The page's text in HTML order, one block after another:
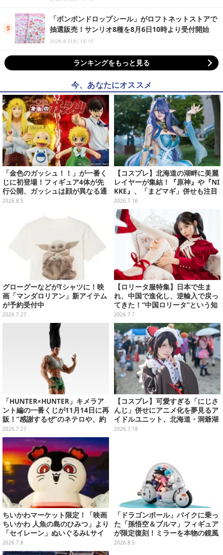
「ボンボンドロップシール」がロフトネットストアで
抽選販売！サンリオ8種を8月6日10時より受付開始
2026.8.5(水) 18:15
ランキングをもっと見る
今、あなたにオススメ
「金色のガッシュ！！」が一番く
じに初登場！フィギュア4体が先
行公開、ガッシュは顔が異なる通
常/ザケルver.の2種
2026.8.5
【コスプレ】北海道の湖畔に美麗
レイヤーが集結！『原神』や『NI
KKE』、「まどマギ」併せも注目
の美女たち11選【写真51枚】
2026.7.16
グローグーなどがTシャツに！映
画「マンダロリアン」新アイテム
が予約受付中
2026.7.27
【ロリータ服特集】日本で生ま
れ、中国で進化し、逆輸入で戻っ
てきた！“中国ロリータ”という知
られざる巨大カルチャーの今を取
材【写真22枚】
2026.7.7
「HUNTER×HUNTER」キメラア
ント編の一番くじが11月14日に再
販！“感謝するぜ”のネテロや、約
1mある「ゴンさん フィギュア」
も
2026.7.27
【コスプレ】可愛すぎる「にじさ
んじ」併せにアニメ化を夢見るア
イドルユニット、北海道・洞爺湖
に花開く可憐なレイヤー10選【写
2026.7.18
ちいかわマーケット限定！「映画
ちいかわ 人魚の島のひみつ」より
「セイレーン」ぬいぐるみLサイ
ズが7月24日より予約開始
2026.7.8
「ドラゴンボール」バイクに乗っ
た「孫悟空＆ブルマ」フィギュア
が限定復刻！ミラーを本物の鏡風
や、ブルマの目元が映りこむ描写
2026.8.5